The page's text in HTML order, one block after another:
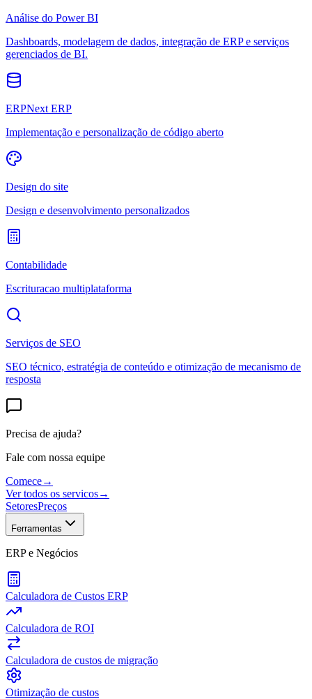
Análise do Power BI
Dashboards, modelagem de dados, integração de ERP e serviços
gerenciados de BI.
ERPNext ERP
Implementação e personalização de código aberto
Design do site
Design e desenvolvimento personalizados
Contabilidade
Escrituracao multiplataforma
Serviços de SEO
SEO técnico, estratégia de conteúdo e otimização de mecanismo de
resposta
Precisa de ajuda?
Fale com nossa equipe
Comece→
Ver todos os servicos→
SetoresPreços
Ferramentas
ERP e Negócios
Calculadora de Custos ERP
Calculadora de ROI
Calculadora de custos de migração
Otimização de custos